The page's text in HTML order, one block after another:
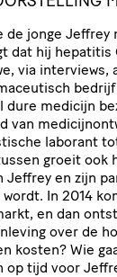
de jonge Jeffrey
dat hij hepatitis
via interviews,
dure medicijn
van
laborant
groeit ook
Jeffrey en zijn
In 2014
en dan
over de
kosten? Wie
op tijd voor